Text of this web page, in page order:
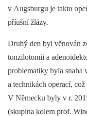
v Augsburgu je takto
příušní žlázy.
Druhý den byl věnován
tonzilotomii a
problematiky byla snaha
a technikách operací,
V Německu byly v r.
(skupina kolem prof.